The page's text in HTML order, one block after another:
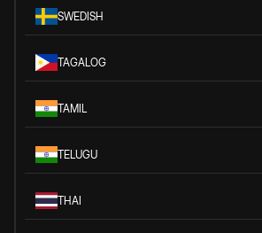
SWEDISH
TAGALOG
TAMIL
TELUGU
THAI